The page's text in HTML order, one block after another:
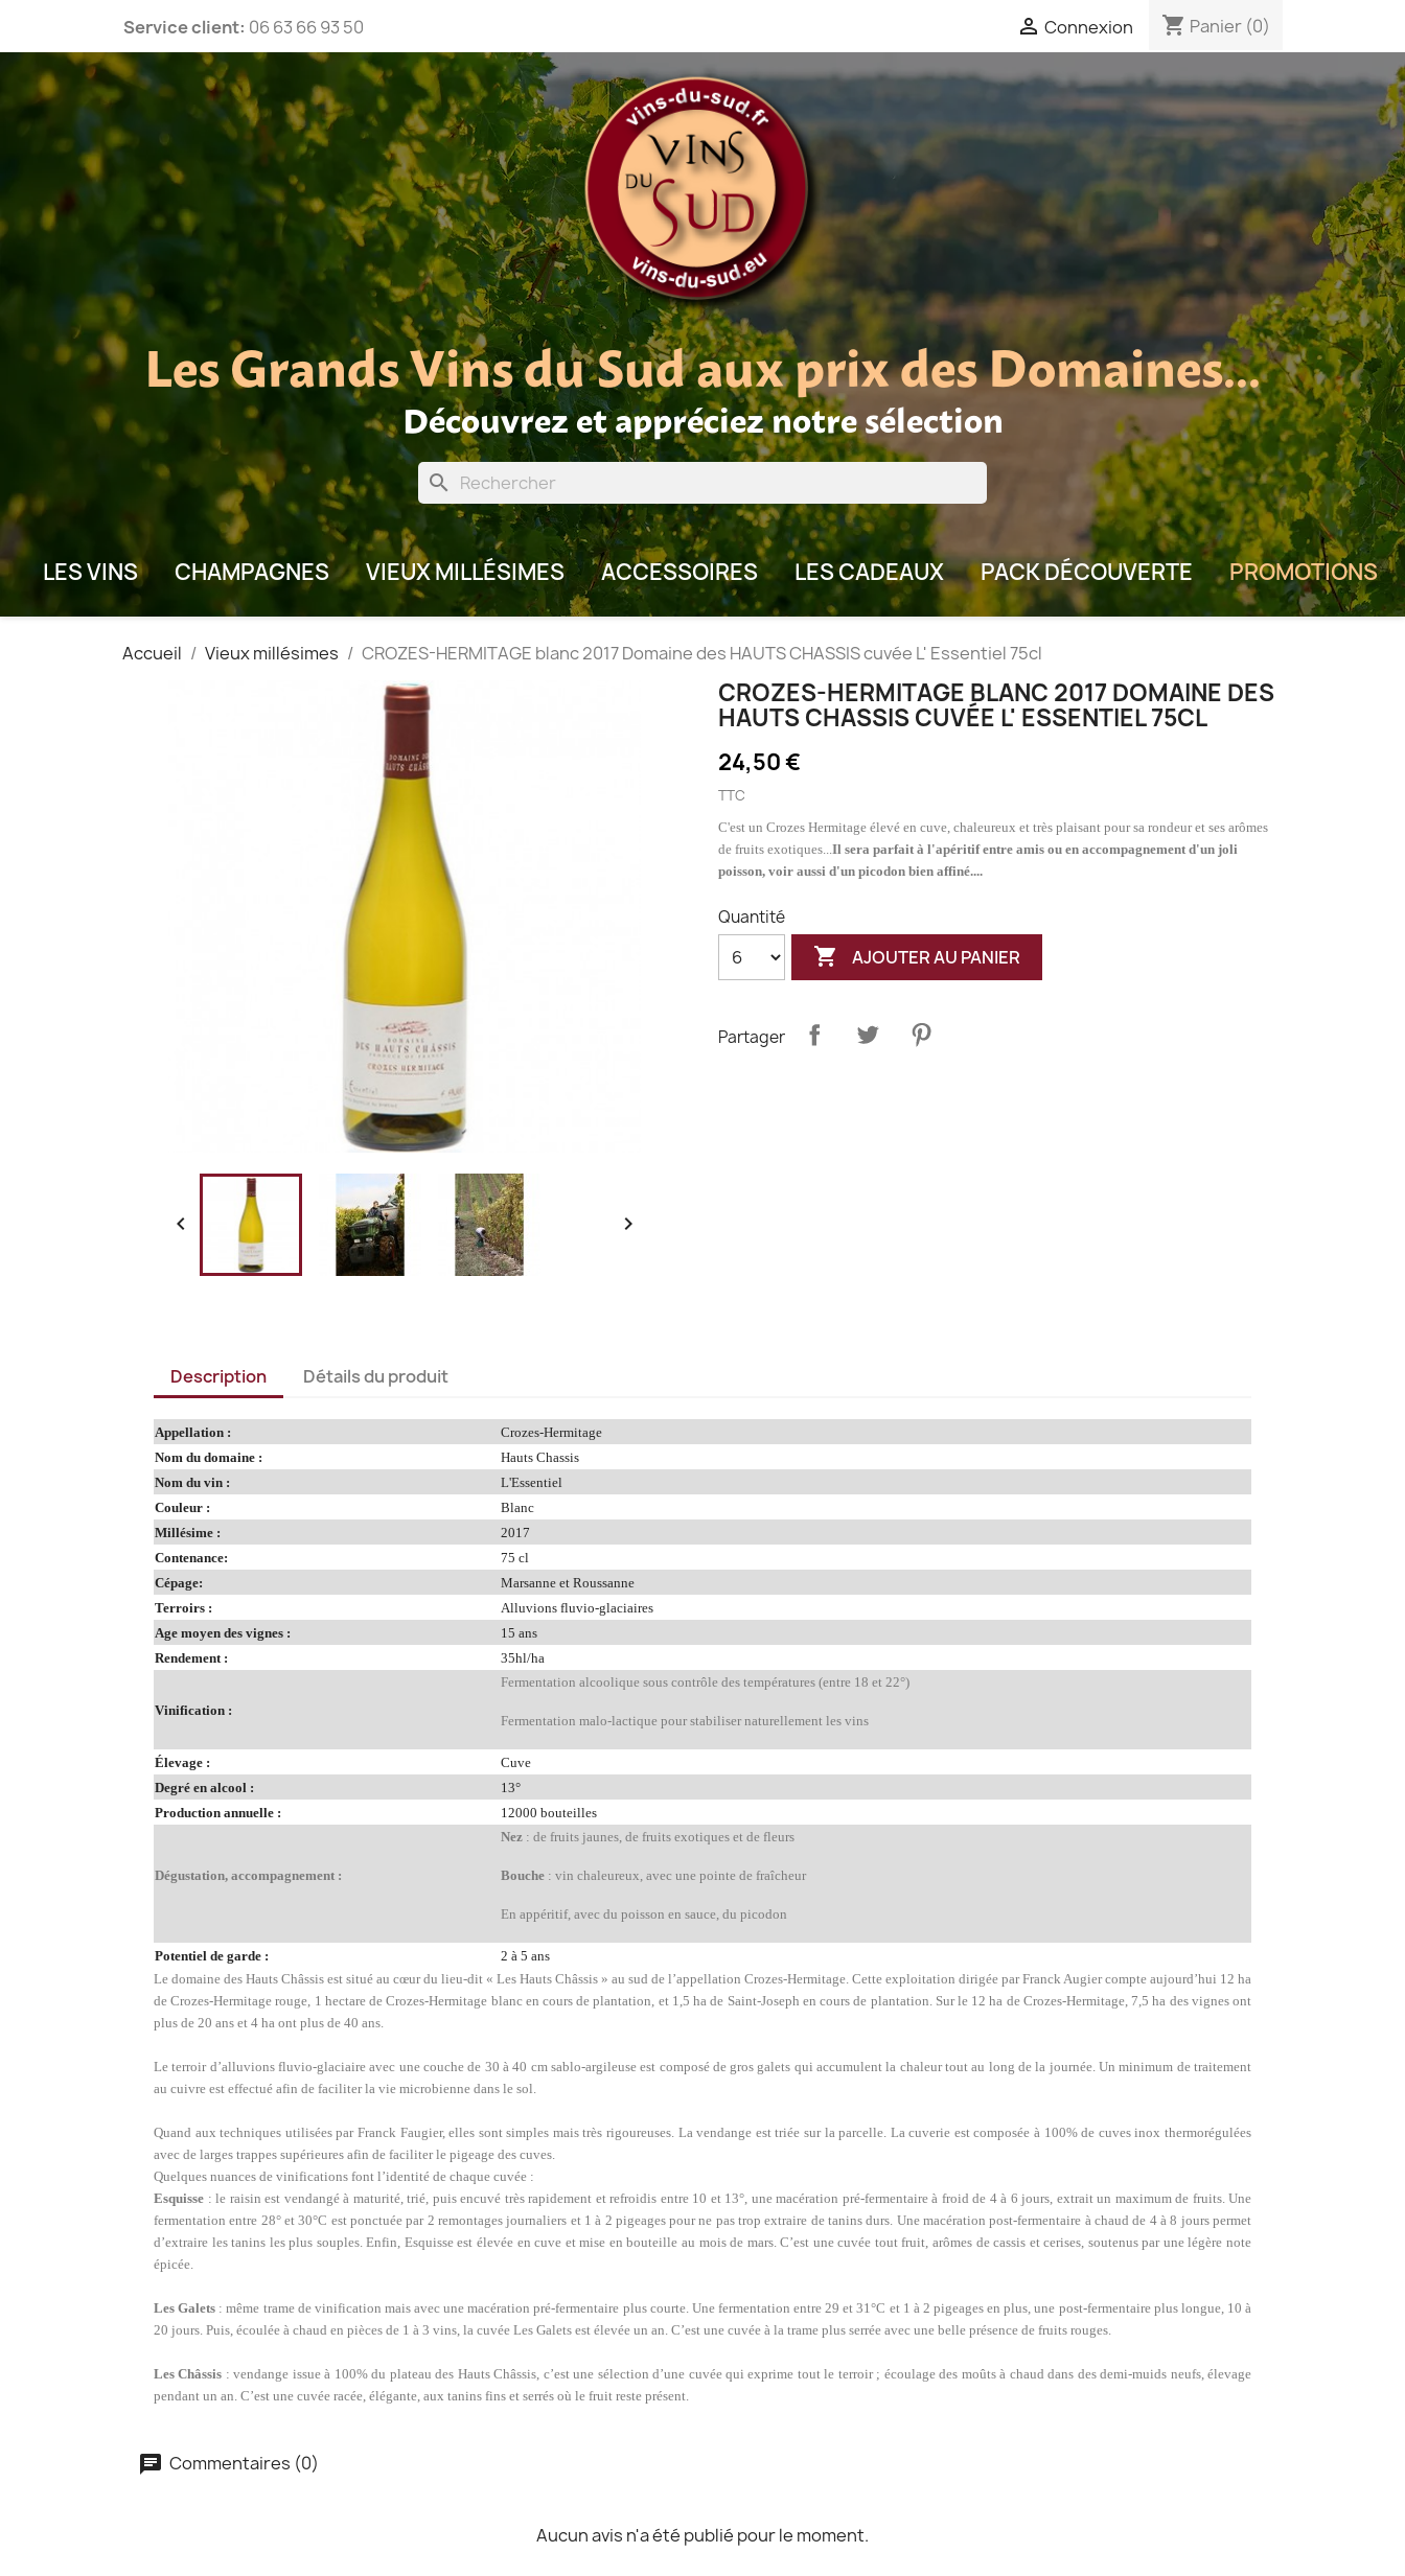
Service client: 06 63 66 93 50  Connexion shopping_cart Panier (0)
Les Grands Vins du Sud aux prix des Domaines...
Découvrez et appréciez notre sélection
search
LES VINS CHAMPAGNES VIEUX MILLÉSIMES ACCESSOIRES LES CADEAUX PACK DÉCOUVERTE PROMOTIONS
Accueil Vieux millésimes CROZES-HERMITAGE blanc 2017 Domaine des HAUTS CHASSIS cuvée L' Essentiel 75cl
 
CROZES-HERMITAGE BLANC 2017 DOMAINE DES
HAUTS CHASSIS CUVÉE L' ESSENTIEL 75CL
24,50 €
TTC
C'est un Crozes Hermitage élevé en cuve, chaleureux et très plaisant pour sa rondeur et ses arômes
de fruits exotiques...Il sera parfait à l'apéritif entre amis ou en accompagnement d'un joli
poisson, voir aussi d'un picodon bien affiné....
Quantité
 AJOUTER AU PANIER
Partager
Description Détails du produit
Appellation :
Crozes-Hermitage
Nom du domaine :
Hauts Chassis
Nom du vin :
L'Essentiel
Couleur :
Blanc
Millésime :
2017
Contenance:
75 cl
Cépage:
Marsanne et Roussanne
Terroirs :
Alluvions fluvio-glaciaires
Age moyen des vignes :
15 ans
Rendement :
35hl/ha
Vinification :
Fermentation alcoolique sous contrôle des températures (entre 18 et 22°)
Fermentation malo-lactique pour stabiliser naturellement les vins
Élevage :
Cuve
Degré en alcool :
13°
Production annuelle :
12000 bouteilles
Dégustation, accompagnement :
Nez : de fruits jaunes, de fruits exotiques et de fleurs
Bouche : vin chaleureux, avec une pointe de fraîcheur
En appéritif, avec du poisson en sauce, du picodon
Potentiel de garde :
2 à 5 ans
Le domaine des Hauts Châssis est situé au cœur du lieu-dit « Les Hauts Châssis » au sud de l’appellation Crozes-Hermitage. Cette exploitation dirigée par Franck Augier compte aujourd’hui 12 ha
de Crozes-Hermitage rouge, 1 hectare de Crozes-Hermitage blanc en cours de plantation, et 1,5 ha de Saint-Joseph en cours de plantation. Sur le 12 ha de Crozes-Hermitage, 7,5 ha des vignes ont
plus de 20 ans et 4 ha ont plus de 40 ans.
Le terroir d’alluvions fluvio-glaciaire avec une couche de 30 à 40 cm sablo-argileuse est composé de gros galets qui accumulent la chaleur tout au long de la journée. Un minimum de traitement
au cuivre est effectué afin de faciliter la vie microbienne dans le sol.
Quand aux techniques utilisées par Franck Faugier, elles sont simples mais très rigoureuses. La vendange est triée sur la parcelle. La cuverie est composée à 100% de cuves inox thermorégulées
avec de larges trappes supérieures afin de faciliter le pigeage des cuves.
Quelques nuances de vinifications font l’identité de chaque cuvée :
Esquisse : le raisin est vendangé à maturité, trié, puis encuvé très rapidement et refroidis entre 10 et 13°, une macération pré-fermentaire à froid de 4 à 6 jours, extrait un maximum de fruits. Une
fermentation entre 28° et 30°C est ponctuée par 2 remontages journaliers et 1 à 2 pigeages pour ne pas trop extraire de tanins durs. Une macération post-fermentaire à chaud de 4 à 8 jours permet
d’extraire les tanins les plus souples. Enfin, Esquisse est élevée en cuve et mise en bouteille au mois de mars. C’est une cuvée tout fruit, arômes de cassis et cerises, soutenus par une légère note
épicée.
Les Galets : même trame de vinification mais avec une macération pré-fermentaire plus courte. Une fermentation entre 29 et 31°C et 1 à 2 pigeages en plus, une post-fermentaire plus longue, 10 à
20 jours. Puis, écoulée à chaud en pièces de 1 à 3 vins, la cuvée Les Galets est élevée un an. C’est une cuvée à la trame plus serrée avec une belle présence de fruits rouges.
Les Châssis : vendange issue à 100% du plateau des Hauts Châssis, c’est une sélection d’une cuvée qui exprime tout le terroir ; écoulage des moûts à chaud dans des demi-muids neufs, élevage
pendant un an. C’est une cuvée racée, élégante, aux tanins fins et serrés où le fruit reste présent.
Commentaires (0)
Aucun avis n'a été publié pour le moment.